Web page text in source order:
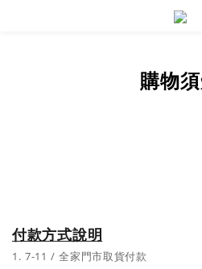
購物
付款方式說明
1. 7-11 / 全家門市取貨付款